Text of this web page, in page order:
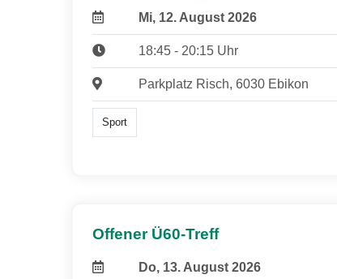
Mi, 12. August 2026
18:45 - 20:15 Uhr
Parkplatz Risch, 6030 Ebikon
Sport
Offener Ü60-Treff
Do, 13. August 2026